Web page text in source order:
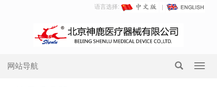
语言选择:
网站导航